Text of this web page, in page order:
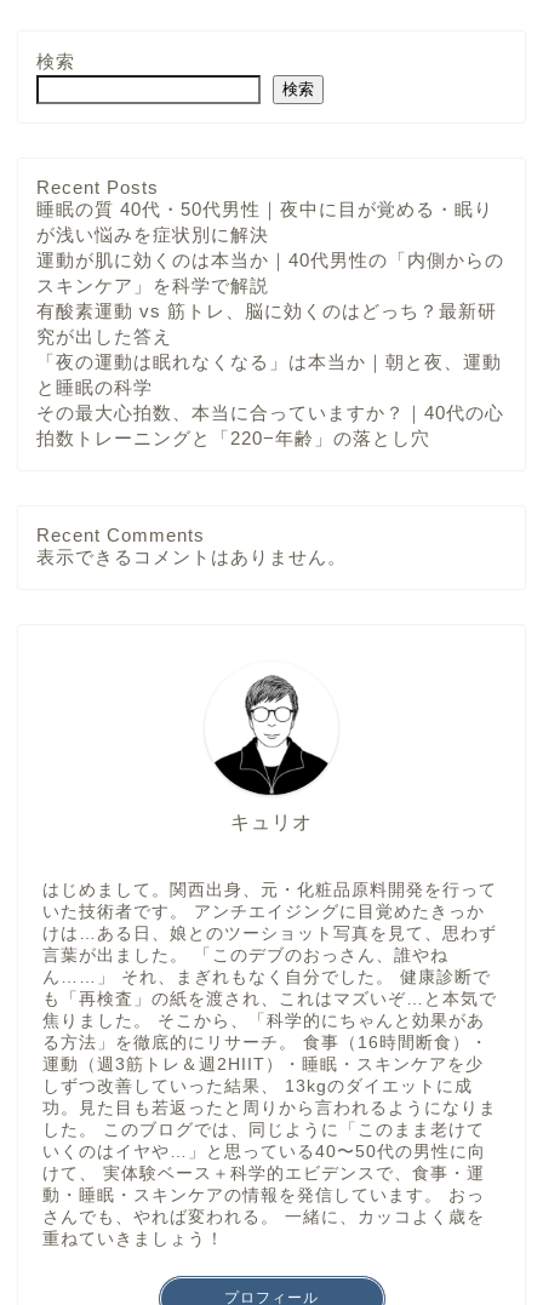
検索
検索
Recent Posts
睡眠の質 40代・50代男性｜夜中に目が覚める・眠り
が浅い悩みを症状別に解決
運動が肌に効くのは本当か｜40代男性の「内側からの
スキンケア」を科学で解説
有酸素運動 vs 筋トレ、脳に効くのはどっち？最新研
究が出した答え
「夜の運動は眠れなくなる」は本当か｜朝と夜、運動
と睡眠の科学
その最大心拍数、本当に合っていますか？｜40代の心
拍数トレーニングと「220−年齢」の落とし穴
Recent Comments
表示できるコメントはありません。
キュリオ
はじめまして。関西出身、元・化粧品原料開発を行って
いた技術者です。 アンチエイジングに目覚めたきっか
けは…ある日、娘とのツーショット写真を見て、思わず
言葉が出ました。 「このデブのおっさん、誰やね
ん……」 それ、まぎれもなく自分でした。 健康診断で
も「再検査」の紙を渡され、これはマズいぞ…と本気で
焦りました。 そこから、「科学的にちゃんと効果があ
る方法」を徹底的にリサーチ。 食事（16時間断食）・
運動（週3筋トレ＆週2HIIT）・睡眠・スキンケアを少
しずつ改善していった結果、 13kgのダイエットに成
功。見た目も若返ったと周りから言われるようになりま
した。 このブログでは、同じように「このまま老けて
いくのはイヤや…」と思っている40〜50代の男性に向
けて、 実体験ベース＋科学的エビデンスで、食事・運
動・睡眠・スキンケアの情報を発信しています。 おっ
さんでも、やれば変われる。 一緒に、カッコよく歳を
重ねていきましょう！
プロフィール